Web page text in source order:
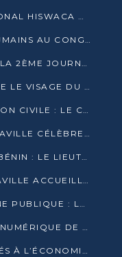
STATISTIQUES : LE PROJET RÉGIONAL HISWACA OFFICIELLEMENT LANCÉ AU CONGO
4182 VIOLATIONS DES DROITS HUMAINS AU CONGO EN 2025 SELON LE CAD
PNLS : BRAZZAVILLE ACCUEILLE LA 2ÈME JOURNÉE SCIENTIFIQUE SUR LE VIH/SIDA
PESTY KANGA, L’OPV QUI CHANGE LE VISAGE DU REPORTAGE AU CONGO
JOURNÉE MONDIALE DE L’AVIATION CIVILE : LE CONGO MISE SUR L’INNOVATION ET LA SÉCURITÉ
BILILI BD FESTIVAL 2025 : BRAZZAVILLE CÉLÈBRE DIX ANS DE CRÉATION GRAPHIQUE AFRICAINE
TENTATIVE DE COUP D’ÉTAT AU BÉNIN : LE LIEUTENANT-COLONEL TIGRI S’AUTOPROCLAME CHEF D’UN COMITÉ MILITAIRE
BONNE GOUVERNANCE : BRAZZAVILLE ACCUEILLE LES PREMIÈRES JOURNÉES CONGOLAISES DE L’ÉVALUATION
MARCHÉS, TROTTOIRS ET HYGIÈNE PUBLIQUE : LE GOUVERNEMENT DURCIT LE TON
LE CONGO LANCE SON SYSTÈME NUMÉRIQUE DE VÉRIFICATION DU BOIS
DES FUTURS JOURNALISTES INITIÉS À L’ÉCONOMIE BLEUE DURABLE